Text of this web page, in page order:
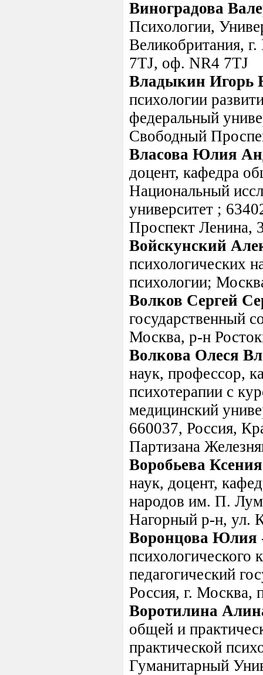
Виноградова
Психологии,
Великобритания,
7TJ, оф. NR4 7TJ
Владыкин Игорь
психологии
федеральный
Свободный
Власова Юлия
доцент, кафедра
Национальный
университет ;
Проспект Ленина,
Войскунский
психологических
психологии;
Волков Сергей
государственный
Москва, р-н
Волкова Олеся
наук, профессор,
психотерапии с
медицинский
660037, Россия,
Партизана
Воробьева
наук, доцент,
народов им. П.
Нагорный р-н, ул.
Воронцова Юлия
психологического
педагогический
Россия, г. Москва,
Воротилина
общей и
практической
Гуманитарный